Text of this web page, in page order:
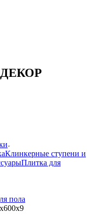
ДЕКОР
Клинкерные ступени и
Плитка для
пола